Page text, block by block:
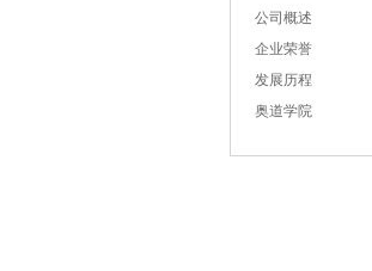
公司概述
企业荣誉
发展历程
奥道学院